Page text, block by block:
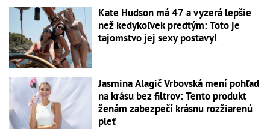
Kate Hudson má 47 a vyzerá lepšie
než kedykoľvek predtým: Toto je
tajomstvo jej sexy postavy!
Jasmina Alagič Vrbovská mení pohľad
na krásu bez filtrov: Tento produkt
ženám zabezpečí krásnu rozžiarenú
pleť